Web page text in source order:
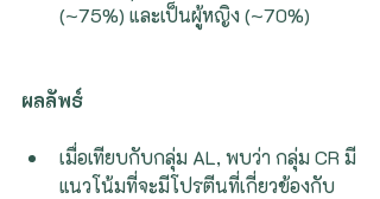
(~75%) และเป็นผู้หญิง (~70%)
ผลลัพธ์
เมื่อเทียบกับกลุ่ม AL, พบว่า กลุ่ม CR มี
แนวโน้มที่จะมีโปรตีนที่เกี่ยวข้องกับ